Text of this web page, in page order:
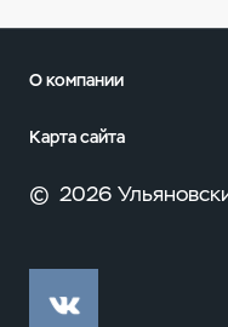
О компании
Карта сайта
© 2026